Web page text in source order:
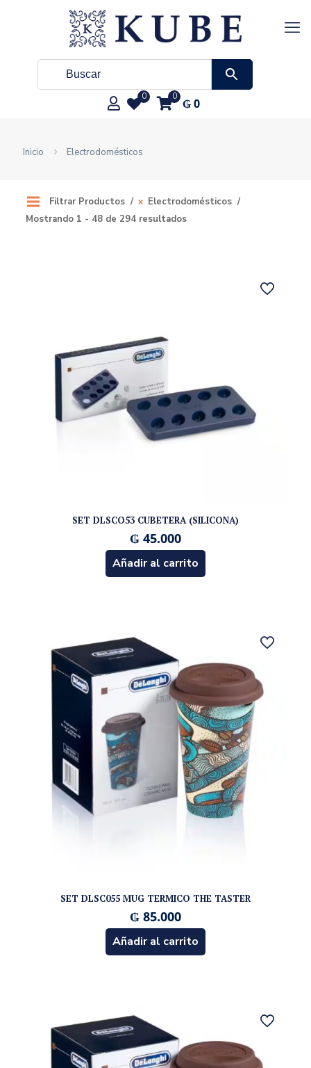
0 0 ₲0
Inicio Electrodomésticos
Filtrar Productos
Electrodomésticos
Mostrando 1 - 48 de 294 resultados
SET DLSCO53 CUBETERA (SILICONA)
₲ 45.000
Añadir al carrito
SET DLSC055 MUG TERMICO THE TASTER
₲ 85.000
Añadir al carrito